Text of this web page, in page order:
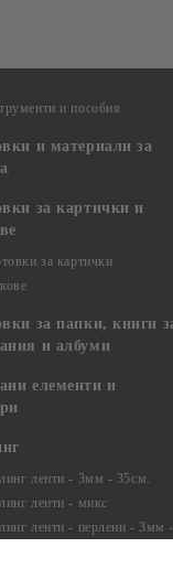
и пособия
и материали за
за картички и
за картички
за папки, книги
и албуми
елементи и
ленти - 3мм - 35см.
ленти - микс
ленти - перлени - 3мм -